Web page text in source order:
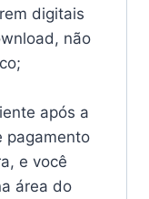
digitais
não
após a
pagamento
e você
área do